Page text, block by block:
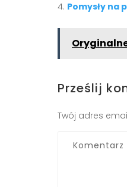
Pomysły na
Prześlij
Twój adres